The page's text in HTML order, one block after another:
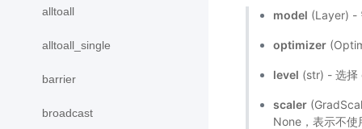
alltoall
alltoall_single
barrier
broadcast
model (Layer) -
optimizer
level (str) - 选择
scaler
None，表示不